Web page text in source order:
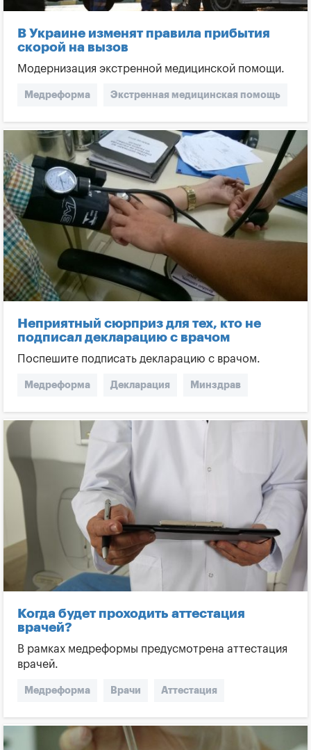
В Украине изменят правила прибытия
скорой на вызов
Модернизация экстренной медицинской помощи.
Медреформа Экстренная медицинская помощь
Неотложная скорая помощь
Неприятный сюрприз для тех, кто не
подписал декларацию с врачом
Поспешите подписать декларацию с врачом.
Медреформа Декларация Минздрав
Когда будет проходить аттестация
врачей?
В рамках медреформы предусмотрена аттестация
врачей.
Медреформа Врачи Аттестация
Минздрав